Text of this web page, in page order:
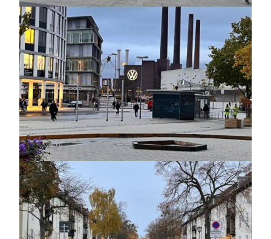
https://jedu.fi/wp-
content/uploads/2026/02/wolfsburg_-2.jpg
https://jedu.fi/wp-
content/uploads/2026/02/wolfsburg_-3.jpg